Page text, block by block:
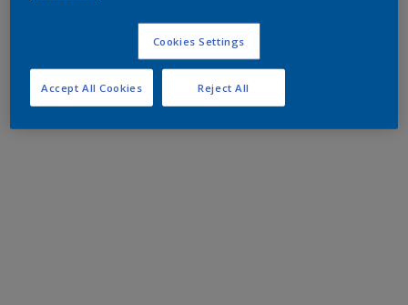
Cookies Settings
Reject All
Accept All Cookies